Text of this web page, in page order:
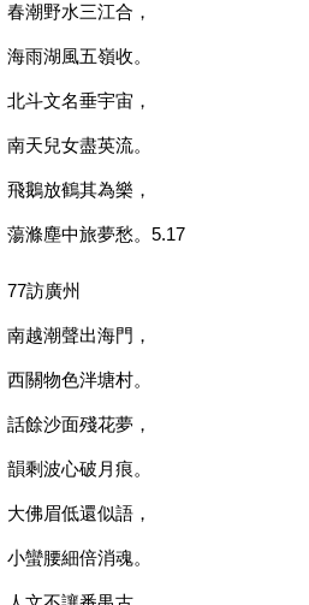
春潮野水三江合，
海雨湖風五嶺收。
北斗文名垂宇宙，
南天兒女盡英流。
飛鵝放鶴其為樂，
蕩滌塵中旅夢愁。5.17
77訪廣州
南越潮聲出海門，
西關物色泮塘村。
話餘沙面殘花夢，
韻剩波心破月痕。
大佛眉低還似語，
小蠻腰細倍消魂。